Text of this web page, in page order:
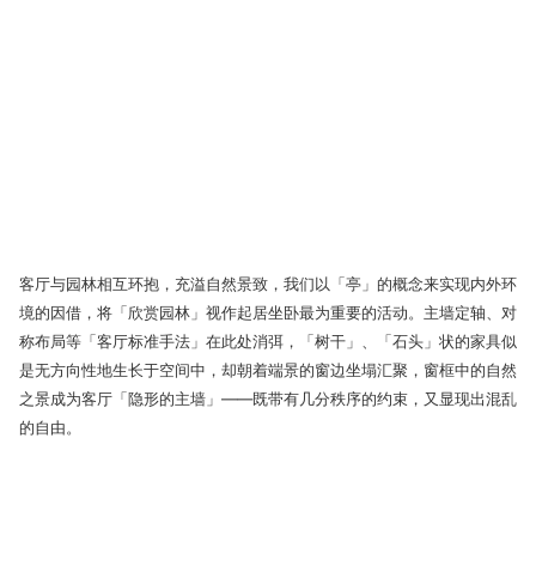
客厅与园林相互环抱，充溢自然景致，我们以「亭」的概念来实现内外环
境的因借，将「欣赏园林」视作起居坐卧最为重要的活动。主墙定轴、对
称布局等「客厅标准手法」在此处消弭，「树干」、「石头」状的家具似
是无方向性地生长于空间中，却朝着端景的窗边坐塌汇聚，窗框中的自然
之景成为客厅「隐形的主墙」——既带有几分秩序的约束，又显现出混乱
的自由。